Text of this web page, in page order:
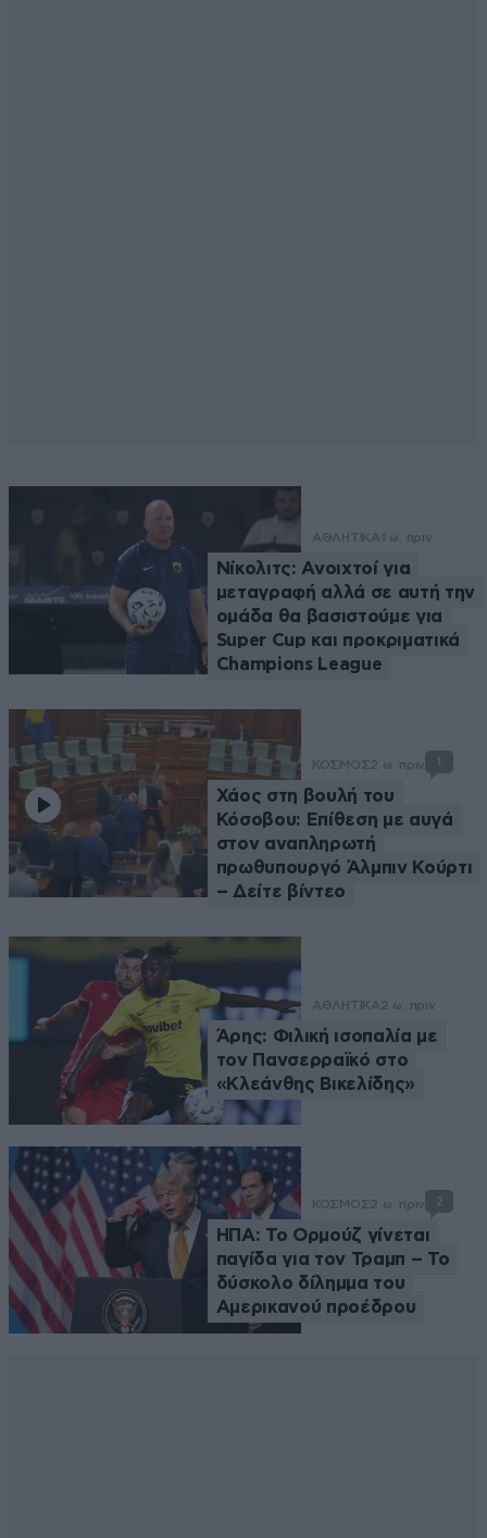
ΑΘΛΗΤΙΚΑ 1 ω. πριν
Νίκολιτς: Ανοιχτοί για
μεταγραφή αλλά σε αυτή την
ομάδα θα βασιστούμε για
Super Cup και προκριματικά
Champions League
ΚΟΣΜΟΣ2 ω. πριν
Χάος στη βουλή του
Κόσοβου: Επίθεση με αυγά
στον αναπληρωτή
πρωθυπουργό Άλμπιν Κούρτι
– Δείτε βίντεο
ΑΘΛΗΤΙΚΑ2 ω. πριν
Άρης: Φιλική ισοπαλία με
τον Πανσερραϊκό στο
«Κλεάνθης Βικελίδης»
ΚΟΣΜΟΣ2 ω. πριν 2
ΗΠΑ: Το Ορμούζ γίνεται
παγίδα για τον Τραμπ – Το
δύσκολο δίλημμα του
Αμερικανού προέδρου